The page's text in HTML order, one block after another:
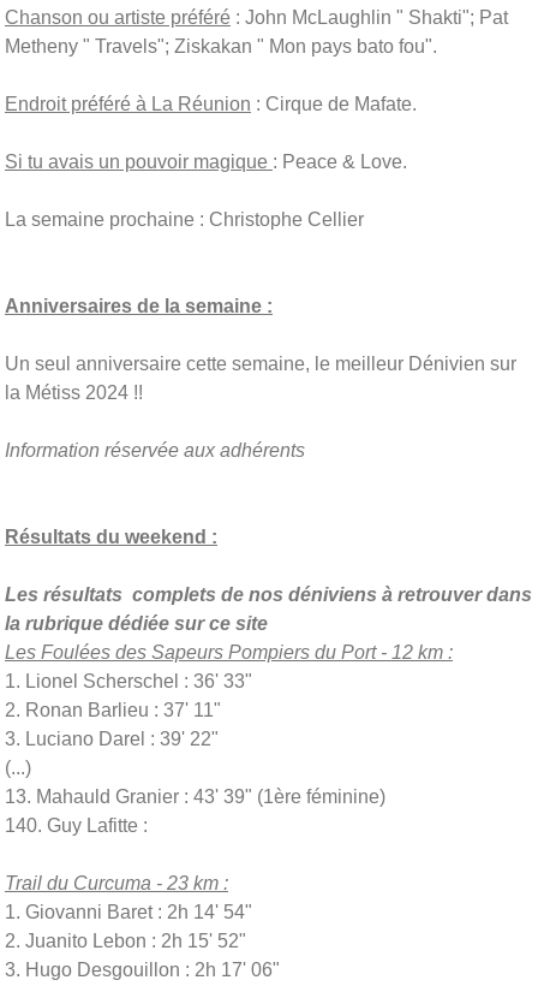
Chanson ou artiste préféré : John McLaughlin " Shakti"; Pat
Metheny " Travels"; Ziskakan " Mon pays bato fou".
Endroit préféré à La Réunion : Cirque de Mafate.
Si tu avais un pouvoir magique : Peace & Love.
La semaine prochaine : Christophe Cellier
Anniversaires de la semaine :
Un seul anniversaire cette semaine, le meilleur Dénivien sur
la Métiss 2024 !!
Information réservée aux adhérents
Résultats du weekend :
Les résultats complets de nos déniviens à retrouver dans
la rubrique dédiée sur ce site
Les Foulées des Sapeurs Pompiers du Port - 12 km :
1. Lionel Scherschel : 36' 33"
2. Ronan Barlieu : 37' 11"
3. Luciano Darel : 39' 22"
(...)
13. Mahauld Granier : 43' 39" (1ère féminine)
140. Guy Lafitte :
Trail du Curcuma - 23 km :
1. Giovanni Baret : 2h 14' 54"
2. Juanito Lebon : 2h 15' 52"
3. Hugo Desgouillon : 2h 17' 06"